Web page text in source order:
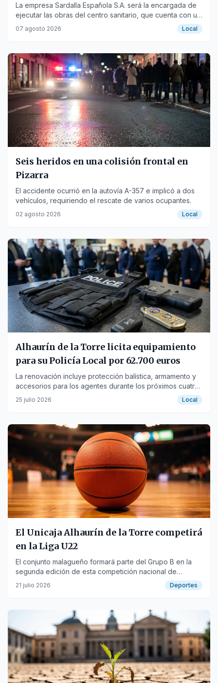
La empresa Sardalla Española S.A. será la encargada de
ejecutar las obras del centro sanitario, que cuenta con un
presupuesto de 2,56 millones de euros.
07 agosto 2026 Local
Seis heridos en una colisión frontal en
Pizarra
El accidente ocurrió en la autovía A-357 e implicó a dos
vehículos, requiriendo el rescate de varios ocupantes.
02 agosto 2026 Local
Alhaurín de la Torre licita equipamiento
para su Policía Local por 62.700 euros
La renovación incluye protección balística, armamento y
accesorios para los agentes durante los próximos cuatro
años.
25 julio 2026 Local
El Unicaja Alhaurín de la Torre competirá
en la Liga U22
El conjunto malagueño formará parte del Grupo B en la
segunda edición de esta competición nacional de
baloncesto.
21 julio 2026 Deportes